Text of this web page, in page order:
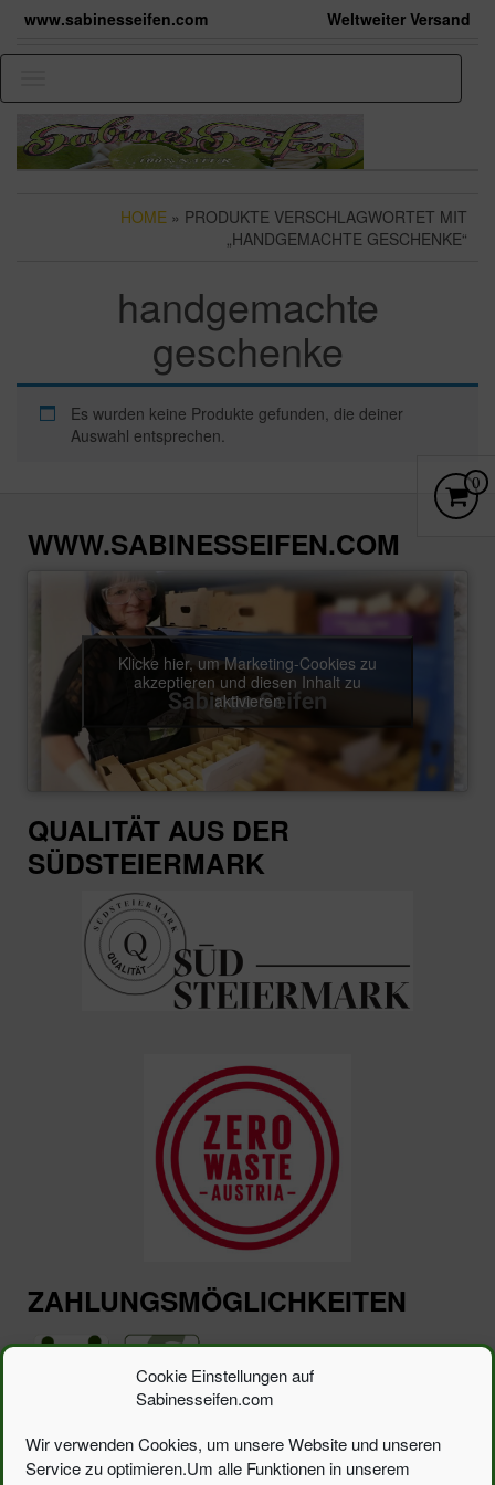
Cookie Einstellungen auf
Sabinesseifen.com
Wir verwenden Cookies, um unsere Website und unseren
Service zu optimieren.Um alle Funktionen in unserem
the
www.sabinesseifen.com Weltweiter Versand
navigation
HOME » PRODUKTE VERSCHLAGWORTET MIT
„HANDGEMACHTE GESCHENKE“
handgemachte
geschenke
Es wurden keine Produkte gefunden, die deiner
Auswahl entsprechen.
WWW.SABINESSEIFEN.COM
Klicke hier, um Marketing-Cookies zu
akzeptieren und diesen Inhalt zu
aktivieren
QUALITÄT AUS DER
SÜDSTEIERMARK
ZAHLUNGSMÖGLICHKEITEN
Suchen
0
ES